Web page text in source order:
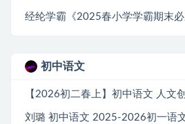
经纶学霸《2025春小学学霸期末必
初中语文
刘璐 初中语文 2025-2026初一语